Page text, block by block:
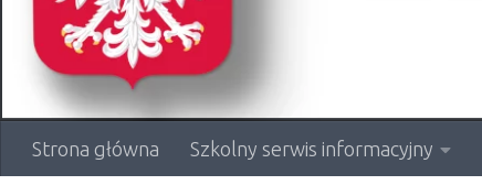
Strona główna Szkolny serwis informacyjny